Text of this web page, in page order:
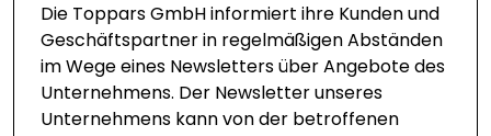
Die Toppars GmbH informiert ihre Kunden und
Geschäftspartner in regelmäßigen Abständen
im Wege eines Newsletters über Angebote des
Unternehmens. Der Newsletter unseres
Unternehmens kann von der betroffenen